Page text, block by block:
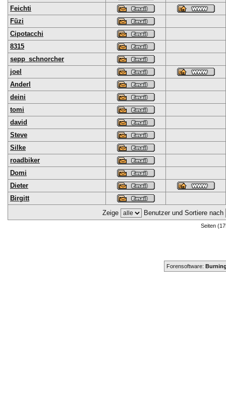
Feichti
Füzi
Cipotacchi
8315
sepp_schnorcher
joel
Anderl
deini
tomi
david
Steve
Silke
roadbiker
Domi
Dieter
Birgitt
Zeige
Benutzer und Sortiere nach
Seiten
Forensoftware: